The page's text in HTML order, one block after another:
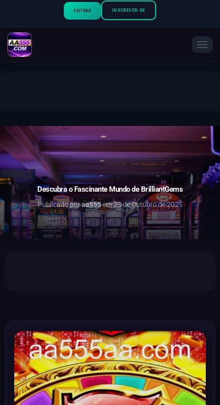
ENTRAR INSCREVER-SE
N
A
E
A
Ç
O
Descubra o Fascinante Mundo de BrilliantGems
Publicado poraa555em23 de Outubro de 2025